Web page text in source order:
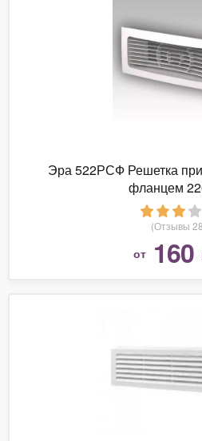
Эра 522РСФ Решетка
фланцем
(Отзывы
от 160